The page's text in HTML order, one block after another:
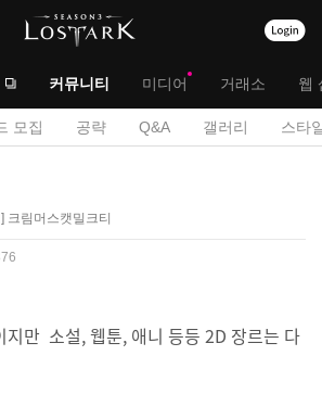
대
메
커뮤니티 미디어 거래소 웹
서
모집 공략 Q&A 갤러리 스타
크림머스캣밀크티
지만 소설, 웹툰, 애니 등등 2D 장르는 다